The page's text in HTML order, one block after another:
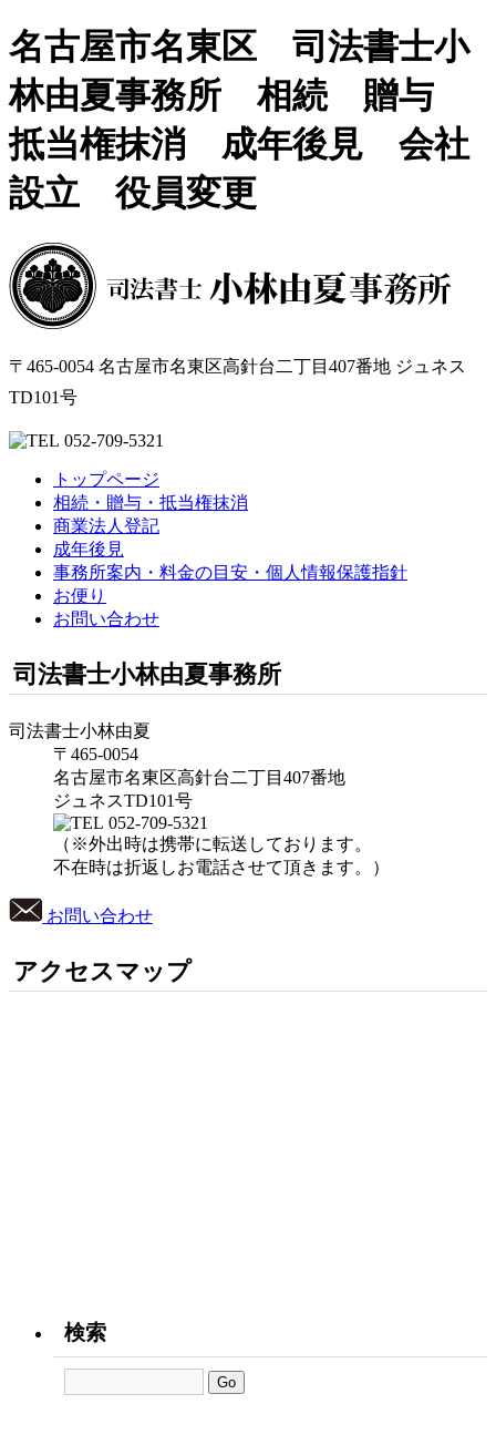
名古屋市名東区 司法書士小
林由夏事務所 相続 贈与
抵当権抹消 成年後見 会社
設立 役員変更
〒465-0054 名古屋市名東区高針台二丁目407番地 ジュネス
TD101号
052-709-5321
トップページ
相続・贈与・抵当権抹消
商業法人登記
成年後見
事務所案内・料金の目安・個人情報保護指針
お便り
お問い合わせ
司法書士小林由夏事務所
司法書士小林由夏
〒465-0054
名古屋市名東区高針台二丁目407番地
ジュネスTD101号
052-709-5321
（※外出時は携帯に転送しております。
不在時は折返しお電話させて頂きます。）
お問い合わせ
アクセスマップ
検索